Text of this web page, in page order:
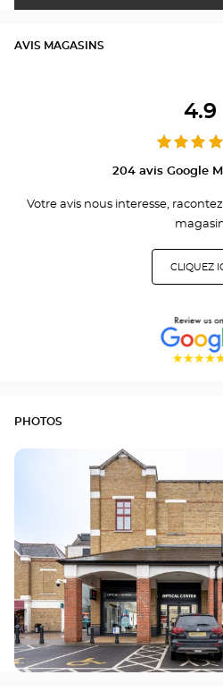
AVIS MAGASINS
4.9
204 avis Google
Votre avis nous interesse,
CLIQUEZ
PHOTOS